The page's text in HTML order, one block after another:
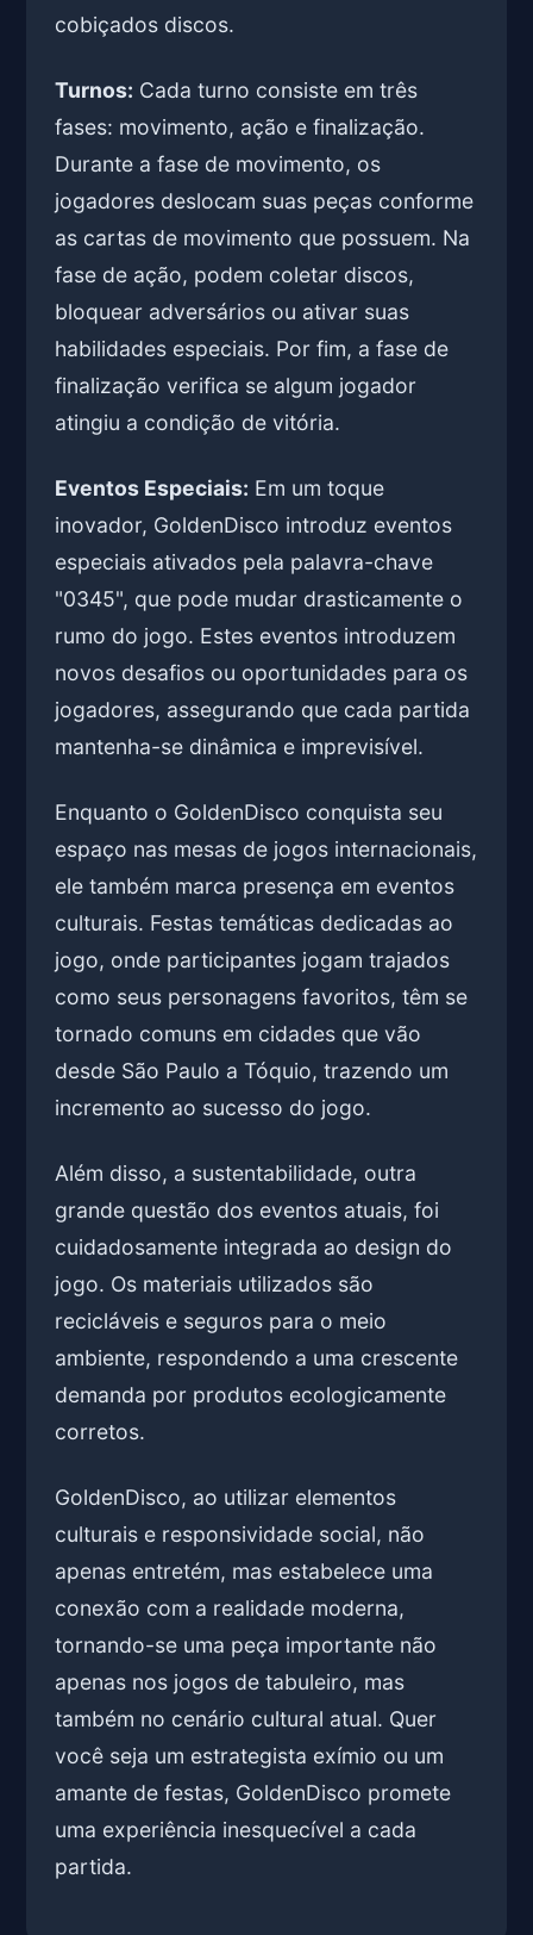
cobiçados discos.
Turnos: Cada turno consiste em três
fases: movimento, ação e finalização.
Durante a fase de movimento, os
jogadores deslocam suas peças conforme
as cartas de movimento que possuem. Na
fase de ação, podem coletar discos,
bloquear adversários ou ativar suas
habilidades especiais. Por fim, a fase de
finalização verifica se algum jogador
atingiu a condição de vitória.
Eventos Especiais: Em um toque
inovador, GoldenDisco introduz eventos
especiais ativados pela palavra-chave
"0345", que pode mudar drasticamente o
rumo do jogo. Estes eventos introduzem
novos desafios ou oportunidades para os
jogadores, assegurando que cada partida
mantenha-se dinâmica e imprevisível.
Enquanto o GoldenDisco conquista seu
espaço nas mesas de jogos internacionais,
ele também marca presença em eventos
culturais. Festas temáticas dedicadas ao
jogo, onde participantes jogam trajados
como seus personagens favoritos, têm se
tornado comuns em cidades que vão
desde São Paulo a Tóquio, trazendo um
incremento ao sucesso do jogo.
Além disso, a sustentabilidade, outra
grande questão dos eventos atuais, foi
cuidadosamente integrada ao design do
jogo. Os materiais utilizados são
recicláveis e seguros para o meio
ambiente, respondendo a uma crescente
demanda por produtos ecologicamente
corretos.
GoldenDisco, ao utilizar elementos
culturais e responsividade social, não
apenas entretém, mas estabelece uma
conexão com a realidade moderna,
tornando-se uma peça importante não
apenas nos jogos de tabuleiro, mas
também no cenário cultural atual. Quer
você seja um estrategista exímio ou um
amante de festas, GoldenDisco promete
uma experiência inesquecível a cada
partida.